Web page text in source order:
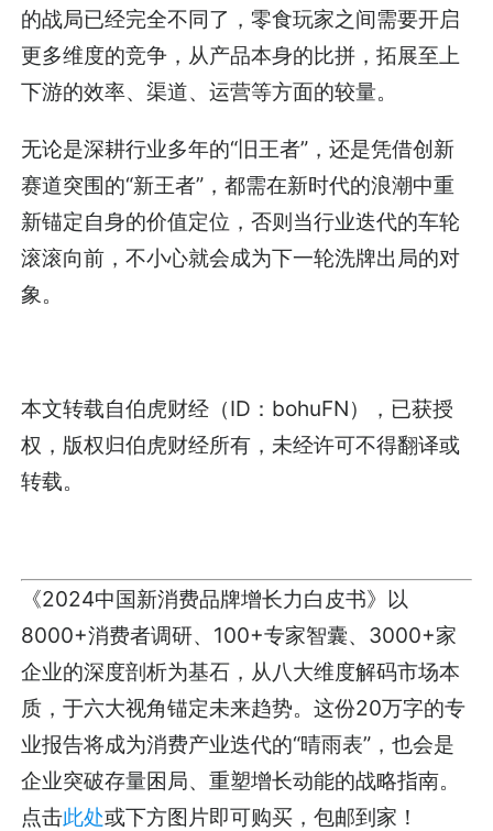
的战局已经完全不同了，零食玩家之间需要开启
更多维度的竞争，从产品本身的比拼，拓展至上
下游的效率、渠道、运营等方面的较量。
无论是深耕行业多年的“旧王者”，还是凭借创新
赛道突围的“新王者”，都需在新时代的浪潮中重
新锚定自身的价值定位，否则当行业迭代的车轮
滚滚向前，不小心就会成为下一轮洗牌出局的对
象。
本文转载自伯虎财经（ID：bohuFN），已获授
权，版权归伯虎财经所有，未经许可不得翻译或
转载。
《2024中国新消费品牌增长力白皮书》以
8000+消费者调研、100+专家智囊、3000+家
企业的深度剖析为基石，从八大维度解码市场本
质，于六大视角锚定未来趋势。这份20万字的专
业报告将成为消费产业迭代的“晴雨表”，也会是
企业突破存量困局、重塑增长动能的战略指南。
点击此处或下方图片即可购买，包邮到家！